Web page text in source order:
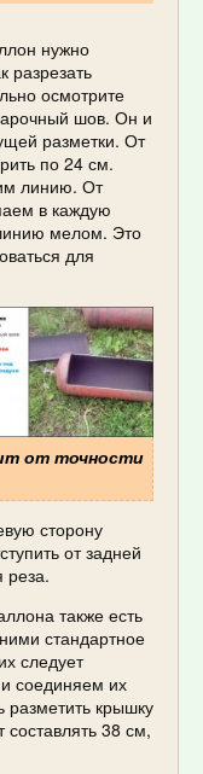
нужно
разрезать
осмотрите
шов. Он и
разметки. От
по 24 см.
линию. От
в каждую
мелом. Это
для
от точности
сторону
от задней
реза.
также есть
стандартное
следует
и соединяем их
крышку
38 см,